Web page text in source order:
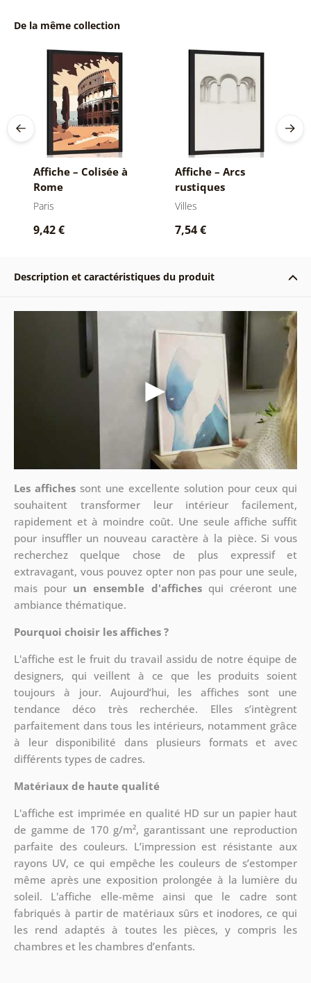
De la même collection
Affiche – Colisée à
Rome
Paris
9,42 €
Affiche – Arcs
rustiques
Villes
7,54 €
Description et caractéristiques du produit
Les affiches sont une excellente solution pour ceux qui
souhaitent transformer leur intérieur facilement,
rapidement et à moindre coût. Une seule affiche suffit
pour insuffler un nouveau caractère à la pièce. Si vous
recherchez quelque chose de plus expressif et
extravagant, vous pouvez opter non pas pour une seule,
mais pour un ensemble d'affichesqui créeront une
ambiance thématique.
Pourquoi choisir les affiches ?
L'affiche est le fruit du travail assidu de notre équipe de
designers, qui veillent à ce que les produits soient
toujours à jour. Aujourd’hui, les affiches sont une
tendance déco très recherchée. Elles s’intègrent
parfaitement dans tous les intérieurs, notamment grâce
à leur disponibilité dans plusieurs formats et avec
différents types de cadres.
Matériaux de haute qualité
L'affiche est imprimée en qualité HD sur un papier haut
de gamme de 170 g/m², garantissant une reproduction
parfaite des couleurs. L’impression est résistante aux
rayons UV, ce qui empêche les couleurs de s’estomper
même après une exposition prolongée à la lumière du
soleil. L'affiche elle-même ainsi que le cadre sont
fabriqués à partir de matériaux sûrs et inodores, ce qui
les rend adaptés à toutes les pièces, y compris les
chambres et les chambres d’enfants.